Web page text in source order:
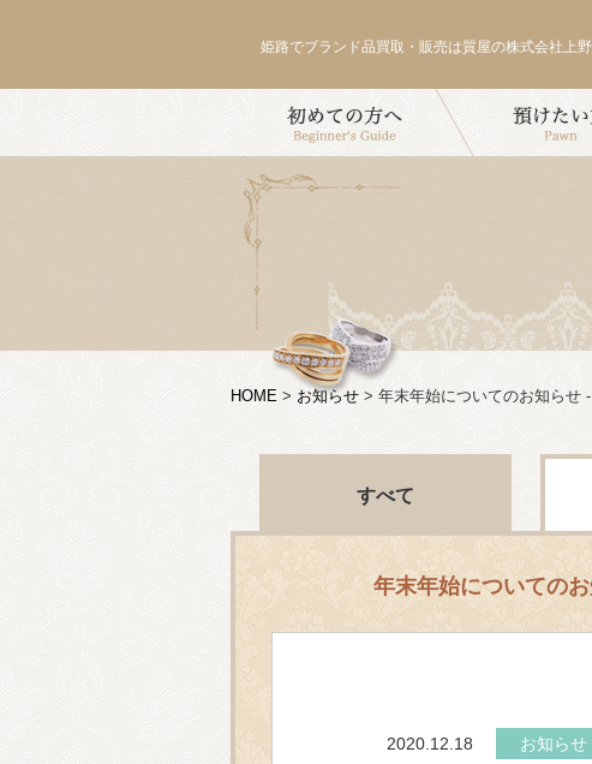
姫路でブランド品買取・販売は質屋の株式会社上
HOME > お知らせ > 年末年始についてのお知らせ
すべて
年末年始についての
2020.12.18 お知らせ